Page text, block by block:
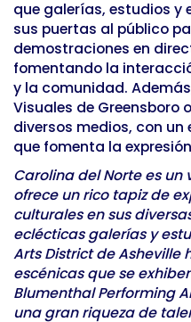
que galerías, estudios
sus puertas al público
demostraciones en
fomentando la
y la comunidad.
Visuales de Greensboro
diversos medios, con
que fomenta la
Carolina del Norte es
ofrece un rico tapiz de
culturales en sus
eclécticas galerías y
Arts District de
escénicas que se
Blumenthal Performing
una gran riqueza de